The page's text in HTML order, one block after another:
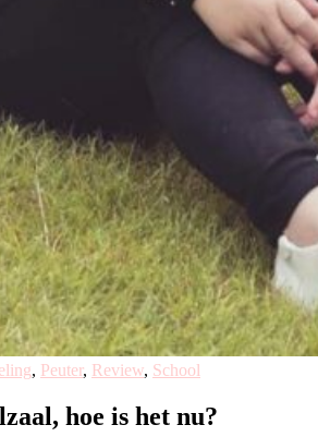
, Peuter, Review, School
hoe is het nu?